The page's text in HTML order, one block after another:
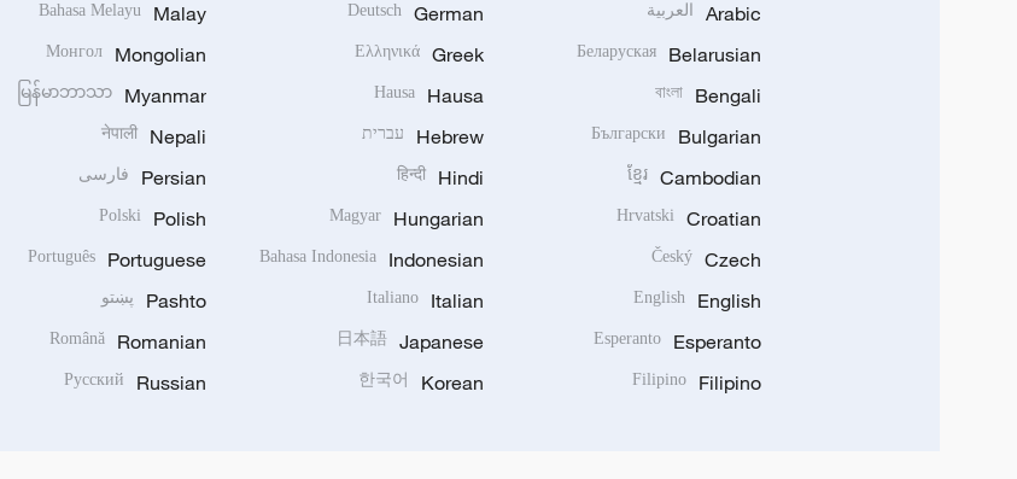
Arabic العربية
Belarusian
Беларуская
Bengali
বাংলা
Bulgarian
Български
Cambodian
ខ្មែរ
Croatian
Hrvatski
Czech
Český
English
English
Esperanto
Esperanto
Filipino
Filipino
German
Deutsch
Greek
Ελληνικά
Hausa
Hausa
Hebrew עברית
Hindi
हिन्दी
Hungarian
Magyar
Indonesian
Bahasa Indonesia
Italian
Italiano
Japanese
日本語
Korean
한국어
Malay
Bahasa Melayu
Mongolian
Монгол
Myanmar
မြန်မာဘာသာ
Nepali
नेपाली
Persian فارسی
Polish
Polski
Portuguese
Português
Pashto پښتو
Romanian
Română
Russian
Русский